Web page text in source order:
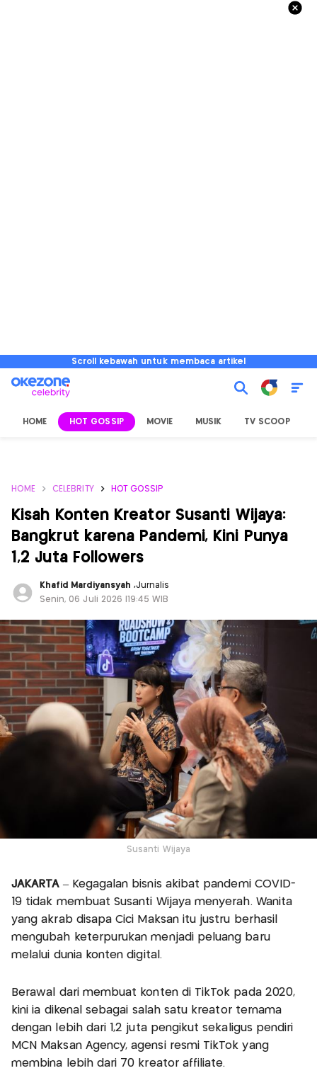
Scroll kebawah untuk membaca artikel
HOME HOT GOSSIP MOVIE MUSIK TV SCOOP
HOME CELEBRITY HOT GOSSIP
Kisah Konten Kreator Susanti Wijaya:
Bangkrut karena Pandemi, Kini Punya
1,2 Juta Followers
Khafid Mardiyansyah ,Jurnalis
Senin, 06 Juli 2026 |19:45 WIB
Susanti Wijaya
JAKARTA– Kegagalan bisnis akibat pandemi COVID-
19 tidak membuat Susanti Wijaya menyerah. Wanita
yang akrab disapa Cici Maksan itu justru berhasil
mengubah keterpurukan menjadi peluang baru
melalui dunia konten digital.
Berawal dari membuat konten di TikTok pada 2020,
kini ia dikenal sebagai salah satu kreator ternama
dengan lebih dari 1,2 juta pengikut sekaligus pendiri
MCN Maksan Agency, agensi resmi TikTok yang
membina lebih dari 70 kreator affiliate.